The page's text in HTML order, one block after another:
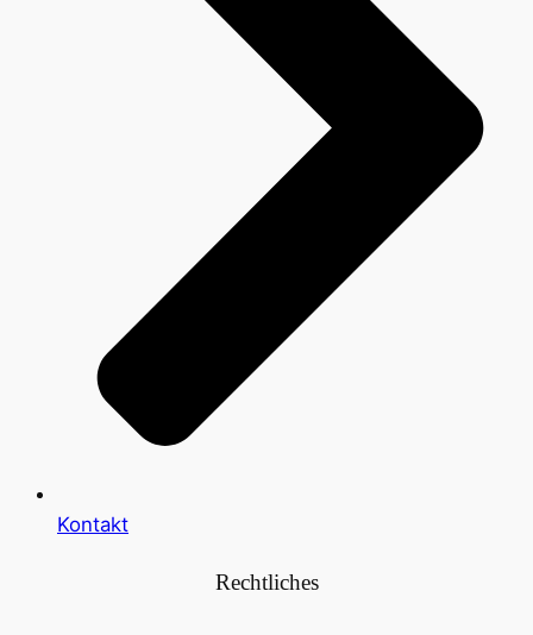
Kontakt
Rechtliches